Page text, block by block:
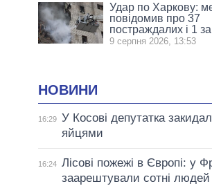
Удар по Харкову:
повідомив про 37
постраждалих і 1
9 серпня 2026, 13:53
НОВИНИ
16:29 У Косові депутатка
яйцями
16:24 Лісові пожежі в Європі: у
заарештували сотні людей